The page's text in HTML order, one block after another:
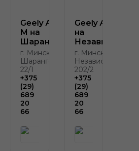
Geely Атлант-
М на
Шаранговича
г. Минск, ул.
Шаранговича,
22/1
+375
(29)
689
20
66
Geely Атлант-М
на
Независимости
г. Минск, пр.
Независимости,
202/2
+375
(29)
689
20
66